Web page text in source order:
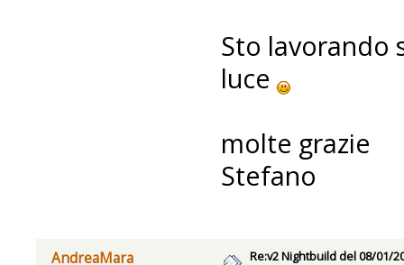
Sto lavorando
luce
molte grazie
Stefano
AndreaMara Re:v2 Nightbuild del 08/01/